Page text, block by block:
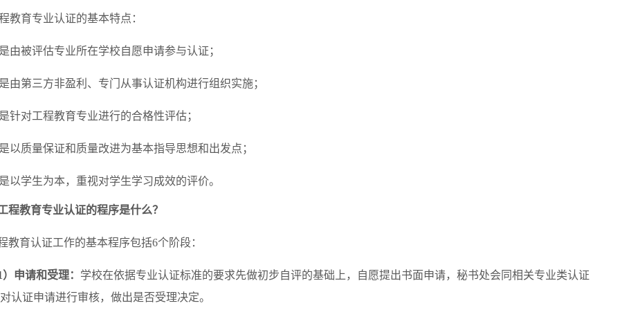
教育专业认证的基本特点：
由被评估专业所在学校自愿申请参与认证；
由第三方非盈利、专门从事认证机构进行组织实施；
针对工程教育专业进行的合格性评估；
以质量保证和质量改进为基本指导思想和出发点；
以学生为本，重视对学生学习成效的评价。
程教育专业认证的程序是什么？
教育认证工作的基本程序包括6个阶段：
）申请和受理： 学校在依据专业认证标准的要求先做初步自评的基础上，自愿提出书面申请，秘书处会同相关专业类认证
认证申请进行审核，做出是否受理决定。